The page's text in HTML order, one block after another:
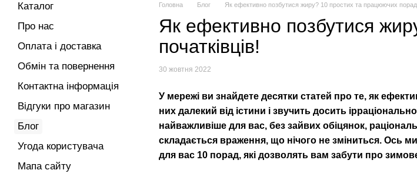
Головна Блог Як ефективно позбутися жиру? 10 простих та працюючих порад
Як ефективно позбутися
початківців!
30 жовтня 2022
У мережі ви знайдете десятки статей про те, як
них далекий від істини і звучить досить
найважливіше для вас, без зайвих обіцянок,
складається враження, що нічого не зміниться. Ось
для вас 10 порад, які дозволять вам забути про
Каталог
Про нас
Оплата і доставка
Обмін та повернення
Контактна інформація
Відгуки про магазин
Блог
Угода користувача
Мапа сайту